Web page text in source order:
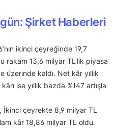
Şirket Haberleri
ikinci çeyreğinde 19,7
rakam 13,6 milyar TL’lik piyasa
kaldı. Net kâr yıllık
ise yıllık bazda %147 artışla
, İkinci çeyrekte 8,9 milyar TL
kâr 18,86 milyar TL oldu.